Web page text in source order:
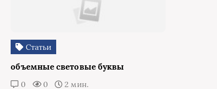
Статьи
объемные световые буквы
0 0 2 мин.